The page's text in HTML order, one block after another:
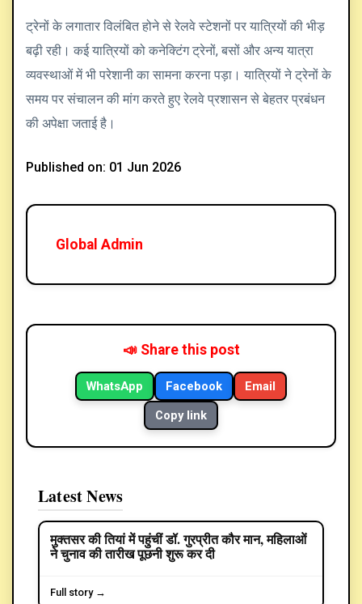
ट्रेनों के लगातार विलंबित होने से रेलवे स्टेशनों पर यात्रियों की भीड़
बढ़ी रही। कई यात्रियों को कनेक्टिंग ट्रेनों, बसों और अन्य यात्रा
व्यवस्थाओं में भी परेशानी का सामना करना पड़ा। यात्रियों ने ट्रेनों के
समय पर संचालन की मांग करते हुए रेलवे प्रशासन से बेहतर प्रबंधन
की अपेक्षा जताई है।
Published on: 01 Jun 2026
Global Admin
📣 Share this post
WhatsApp Facebook
Email
Copy link
Latest News
POLITICS
मुक्तसर की तियां में पहुंचीं डॉ. गुरप्रीत कौर मान, महिलाओं
ने चुनाव की तारीख पूछनी शुरू कर दी
Full story →